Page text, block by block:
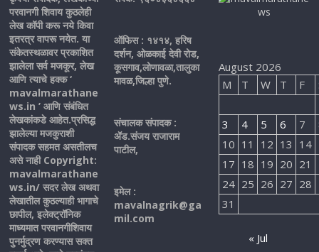
परवानगी शिवाय कुठलेही
लेख कॉपी करू नये किवा
इतरत्र वापरू नयेत. या
संकेतस्थळावर प्रकाशित
झालेला सर्व मजकूर, लेख
आणि त्याचे हक्क ‘
mavalmarathane
ws.in ’ आणि संबंधित
लेखकांकडे आहेत.प्रसिद्ध
झालेल्या मजकुराशी
संपादक सहमत असतीलच
असे नाही Copyright:
mavalmarathane
ws.in/ सदर लेख अथवा
लेखातील कुठल्याही भागाचे
छापील, इलेक्ट्रॉनिक
माध्यमात परवानगीशिवाय
पुनर्मुद्रण करण्यास सक्त
ऑफिस : १४१४, हरिष
दर्शन, ओळकाई देवी रोड,
कूसगाव,लोणावळा,तालुका
मावळ,जिल्हा पुणे.
संचालक संपादक :
ॲड.संजय राजाराम
पाटील,
इमेल :
mavalnagrik@ga
mil.com
August 2026
M
T W T F
3
4 5 6 7
10 11 12 13 14
17 18 19 20 21
24 25 26 27 28
31
« Jul